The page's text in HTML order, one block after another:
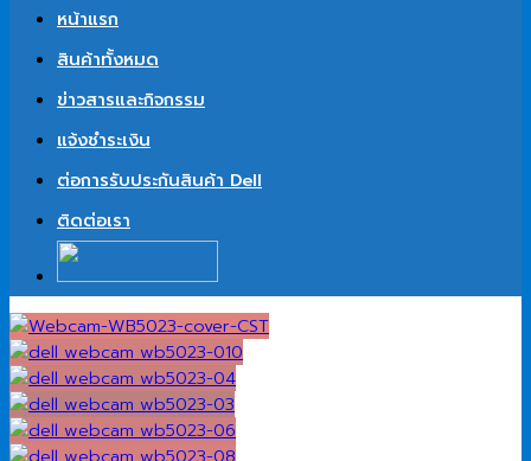
หน้าแรก
สินค้าทั้งหมด
ข่าวสารและกิจกรรม
แจ้งชำระเงิน
ต่อการรับประกันสินค้า Dell
ติดต่อเรา